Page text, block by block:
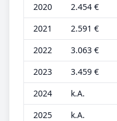
2020
2.454 €
2021
2.591 €
2022
3.063 €
2023
3.459 €
2024
k.A.
2025
k.A.